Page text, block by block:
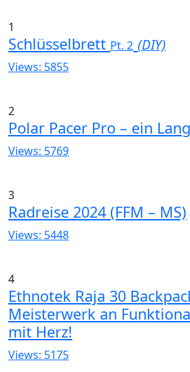
1
Schlüsselbrett Pt. 2 (DIY)
Views: 5855
2
Polar Pacer Pro – ein
Views: 5769
3
Radreise 2024 (FFM – MS)
Views: 5448
4
Ethnotek Raja 30
Meisterwerk an
mit Herz!
Views: 5175